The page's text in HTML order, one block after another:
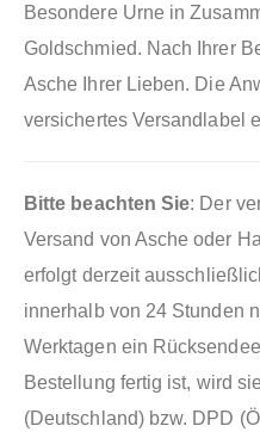
Besondere Urne in
Goldschmied. Nach Ihrer
Asche Ihrer Lieben. Die
versichertes Versandlabel
Bitte beachten Sie: Der
Versand von Asche oder
erfolgt derzeit
innerhalb von 24 Stunden
Werktagen ein
Bestellung fertig ist, wird
(Deutschland) bzw. DPD